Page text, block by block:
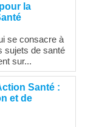
la
se consacre à
sujets de santé
sur...
Santé :
et de